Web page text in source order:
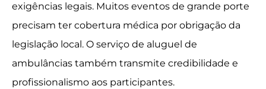
exigências legais. Muitos eventos de grande porte
precisam ter cobertura médica por obrigação da
legislação local. O serviço de aluguel de
ambulâncias também transmite credibilidade e
profissionalismo aos participantes.